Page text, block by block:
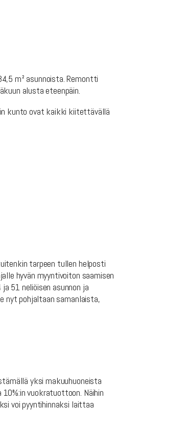
m² asunnoista. Remontti
alusta eteenpäin.
kunto ovat kaikki kiitettävällä
tarpeen tullen helposti
hyvän myyntivoiton saamisen
51 neliöisen asunnon ja
nyt pohjaltaan samanlaista,
yksi makuuhuoneista
vuokratuottoon. Näihin
voi pyyntihinnaksi laittaa